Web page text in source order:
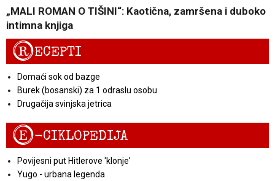
„MALI ROMAN O TIŠINI“: Kaotična, zamršena i duboko
intimna knjiga
RECEPTI
Domaći sok od bazge
Burek (bosanski) za 1 odraslu osobu
Drugačija svinjska jetrica
E-CIKLOPEDIJA
Povijesni put Hitlerove 'klonje'
Yugo - urbana legenda